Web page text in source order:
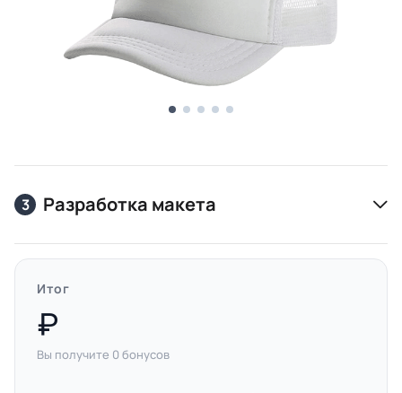
3 Разработка макета
Итог
Вы получите 0 бонусов